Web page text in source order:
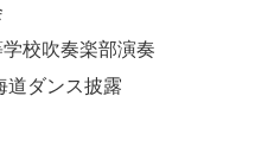
校吹奏楽部演奏
道ダンス披露